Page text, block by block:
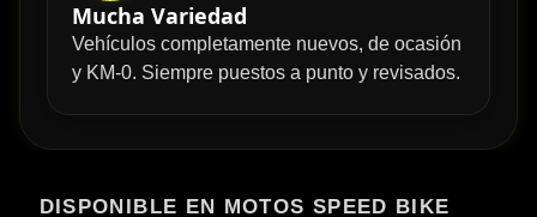
Mucha Variedad
Vehículos completamente nuevos, de ocasión
y KM-0. Siempre puestos a punto y revisados.
DISPONIBLE EN MOTOS SPEED BIKE